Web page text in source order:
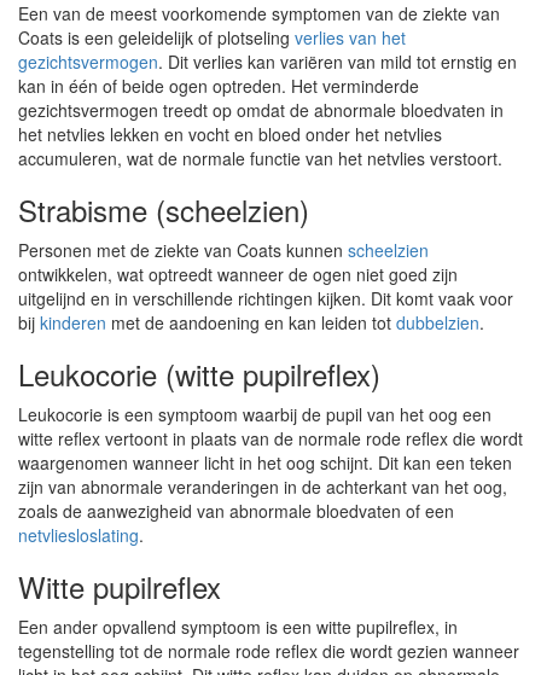
Een van de meest voorkomende symptomen van de ziekte van
Coats is een geleidelijk of plotseling verlies van het
gezichtsvermogen. Dit verlies kan variëren van mild tot ernstig en
kan in één of beide ogen optreden. Het verminderde
gezichtsvermogen treedt op omdat de abnormale bloedvaten in
het netvlies lekken en vocht en bloed onder het netvlies
accumuleren, wat de normale functie van het netvlies verstoort.
Strabisme (scheelzien)
Personen met de ziekte van Coats kunnen scheelzien
ontwikkelen, wat optreedt wanneer de ogen niet goed zijn
uitgelijnd en in verschillende richtingen kijken. Dit komt vaak voor
bij kinderen met de aandoening en kan leiden tot dubbelzien.
Leukocorie (witte pupilreflex)
Leukocorie is een symptoom waarbij de pupil van het oog een
witte reflex vertoont in plaats van de normale rode reflex die wordt
waargenomen wanneer licht in het oog schijnt. Dit kan een teken
zijn van abnormale veranderingen in de achterkant van het oog,
zoals de aanwezigheid van abnormale bloedvaten of een
netvliesloslating.
Witte pupilreflex
Een ander opvallend symptoom is een witte pupilreflex, in
tegenstelling tot de normale rode reflex die wordt gezien wanneer